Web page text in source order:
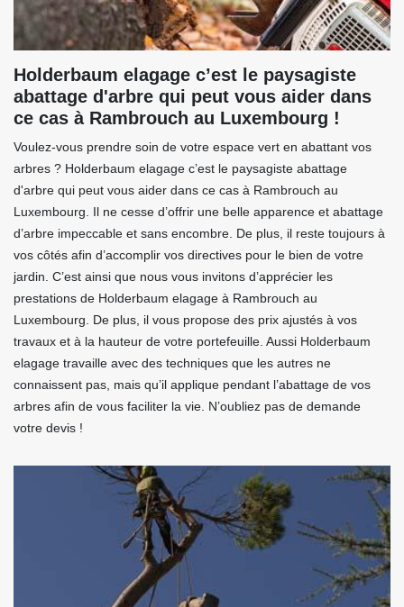
Holderbaum elagage c’est le paysagiste
abattage d'arbre qui peut vous aider dans
ce cas à Rambrouch au Luxembourg !
Voulez-vous prendre soin de votre espace vert en abattant vos
arbres ? Holderbaum elagage c’est le paysagiste abattage
d'arbre qui peut vous aider dans ce cas à Rambrouch au
Luxembourg. Il ne cesse d’offrir une belle apparence et abattage
d’arbre impeccable et sans encombre. De plus, il reste toujours à
vos côtés afin d’accomplir vos directives pour le bien de votre
jardin. C’est ainsi que nous vous invitons d’apprécier les
prestations de Holderbaum elagage à Rambrouch au
Luxembourg. De plus, il vous propose des prix ajustés à vos
travaux et à la hauteur de votre portefeuille. Aussi Holderbaum
elagage travaille avec des techniques que les autres ne
connaissent pas, mais qu’il applique pendant l’abattage de vos
arbres afin de vous faciliter la vie. N’oubliez pas de demande
votre devis !